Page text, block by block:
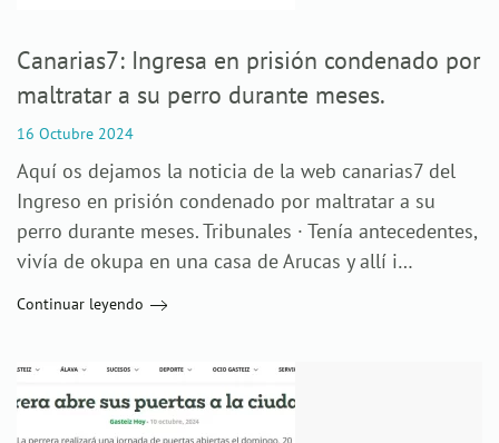
Canarias7: Ingresa en prisión condenado por
maltratar a su perro durante meses.
16 Octubre 2024
Aquí os dejamos la noticia de la web canarias7 del
Ingreso en prisión condenado por maltratar a su
perro durante meses. Tribunales · Tenía antecedentes,
vivía de okupa en una casa de Arucas y allí i…
Continuar leyendo